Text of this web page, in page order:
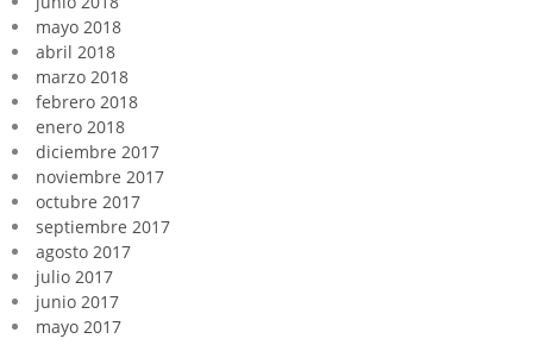
mayo 2018
abril 2018
marzo 2018
febrero 2018
enero 2018
diciembre 2017
noviembre 2017
octubre 2017
septiembre 2017
agosto 2017
julio 2017
junio 2017
mayo 2017